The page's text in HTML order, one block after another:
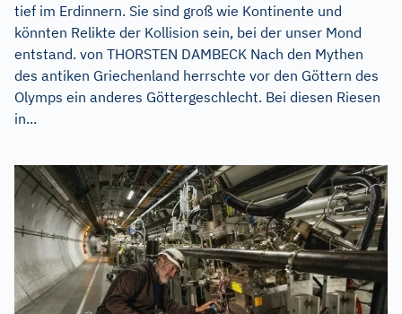
tief im Erdinnern. Sie sind groß wie Kontinente und
könnten Relikte der Kollision sein, bei der unser Mond
entstand. von THORSTEN DAMBECK Nach den Mythen
des antiken Griechenland herrschte vor den Göttern des
Olymps ein anderes Göttergeschlecht. Bei diesen Riesen
in...